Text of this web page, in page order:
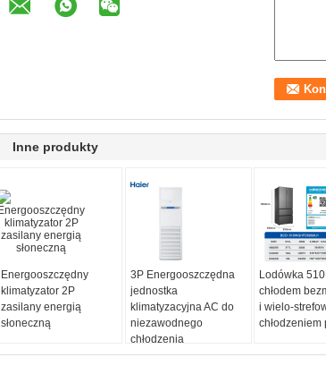
Inne produkty
Energooszczędny
klimatyzator 2P
zasilany energią
słoneczną
3P Energooszczędna
jednostka
klimatyzacyjna AC do
niezawodnego
chłodzenia
Lodówka
chłodem
i wielo-
chłodzeniem